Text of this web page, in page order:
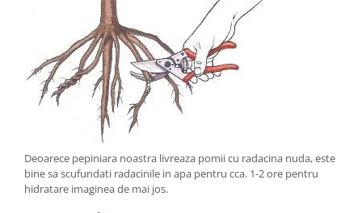
Deoarece pepiniara noastra livreaza pomii cu radacina nuda, este
bine sa scufundati radacinile in apa pentru cca. 1-2 ore pentru
hidratare imaginea de mai jos.